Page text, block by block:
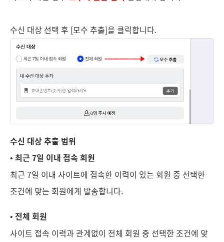
수신 대상 선택 후 [모수 추출]을 클릭합니다.
수신 대상 추출 범위
• 최근 7일 이내 접속 회원
최근 7일 이내 사이트에 접속한 이력이 있는 회원 중 선택한
조건에 맞는 회원에게 발송합니다.
• 전체 회원
사이트 접속 이력과 관계없이 전체 회원 중 선택한 조건에 맞